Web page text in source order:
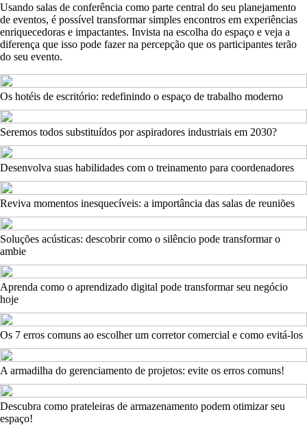
Usando salas de conferência como parte central do seu planejamento
de eventos, é possível transformar simples encontros em experiências
enriquecedoras e impactantes. Invista na escolha do espaço e veja a
diferença que isso pode fazer na percepção que os participantes terão
do seu evento.
Os hotéis de escritório: redefinindo o espaço de trabalho moderno
Seremos todos substituídos por aspiradores industriais em 2030?
Desenvolva suas habilidades com o treinamento para coordenadores
Reviva momentos inesquecíveis: a importância das salas de reuniões
Soluções acústicas: descobrir como o silêncio pode transformar o
ambie
Aprenda como o aprendizado digital pode transformar seu negócio
hoje
Os 7 erros comuns ao escolher um corretor comercial e como evitá-los
A armadilha do gerenciamento de projetos: evite os erros comuns!
Descubra como prateleiras de armazenamento podem otimizar seu
espaço!